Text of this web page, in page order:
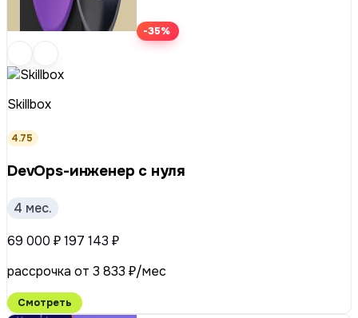
-35%
Skillbox
4.75
DevOps-инженер с нуля
4 мес.
69 000 ₽197 143 ₽
рассрочка от 3 833 ₽/мес
Смотреть